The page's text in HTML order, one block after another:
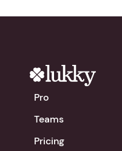
Pro
Teams
Pricing